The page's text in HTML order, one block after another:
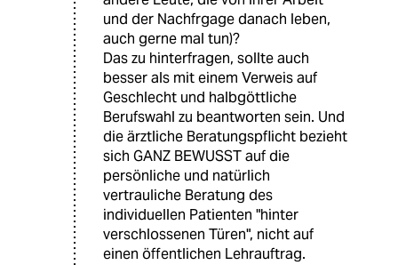
und der Nachfrgage danach leben,
auch gerne mal tun)?
Das zu hinterfragen, sollte auch
besser als mit einem Verweis auf
Geschlecht und halbgöttliche
Berufswahl zu beantworten sein. Und
die ärztliche Beratungspflicht bezieht
sich GANZ BEWUSST auf die
persönliche und natürlich
vertrauliche Beratung des
individuellen Patienten "hinter
verschlossenen Türen", nicht auf
einen öffentlichen Lehrauftrag.